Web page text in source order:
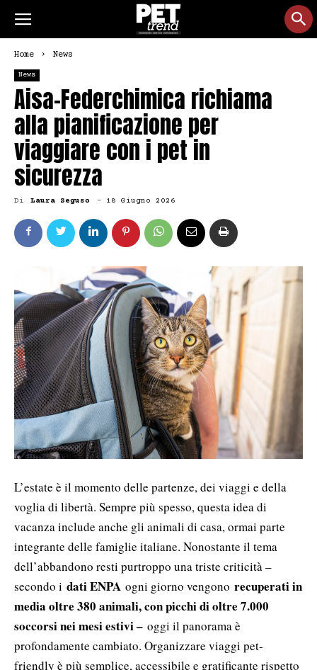
Home News
News
Aisa-Federchimica richiama
alla pianificazione per
viaggiare con i pet in
sicurezza
Di Laura Seguso - 18 Giugno 2026
L’estate è il momento delle partenze, dei viaggi e della
voglia di libertà. Sempre più spesso, questa idea di
vacanza include anche gli animali di casa, ormai parte
integrante delle famiglie italiane. Nonostante il tema
dell’abbandono resti purtroppo una triste criticità –
secondo i dati ENPA ogni giorno vengono recuperati in
media oltre 380 animali, con picchi di oltre 7.000
soccorsi nei mesi estivi – oggi il panorama è
profondamente cambiato. Organizzare viaggi pet-
friendly è più semplice, accessibile e gratificante rispetto